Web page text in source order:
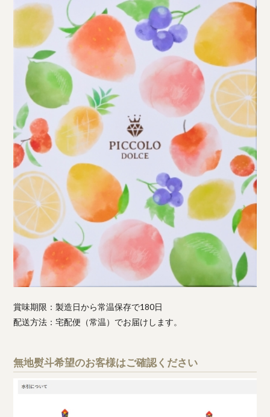
賞味期限：製造日から常温保存で180日
配送方法：宅配便（常温）でお届けします。
無地熨斗希望のお客様はご確認ください